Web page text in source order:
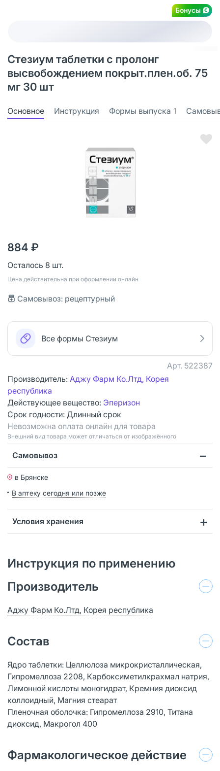
Бонусы
Стезиум таблетки с пролонг
высвобождением покрыт.плен.об. 75
мг 30 шт
Основное Инструкция Формы выпуска 1
884 ₽
Осталось 8 шт.
Цена действительна при оформлении онлайн
Самовывоз: рецептурный
Все формы Стезиум
Арт. 522387
Производитель: Аджу Фарм Ко.Лтд, Корея
республика
Действующее вещество: Эперизон
Срок годности: Длинный срок
Невозможна оплата онлайн для товара
Bнешний вид товара может отличаться от изображённого
Самовывоз
в Брянске
В аптеку сегодня или позже
Условия хранения
Инструкция по применению
Производитель
Аджу Фарм Ко.Лтд, Корея республика
Состав
Ядро таблетки: Целлюлоза микрокристаллическая,
Гипромеллоза 2208, Карбоксиметилкрахмал натрия,
Лимонной кислоты моногидрат, Кремния диоксид
коллоидный, Магния стеарат
Пленочная оболочка: Гипромеллоза 2910, Титана
диоксид, Макрогол 400
Фармакологическое действие